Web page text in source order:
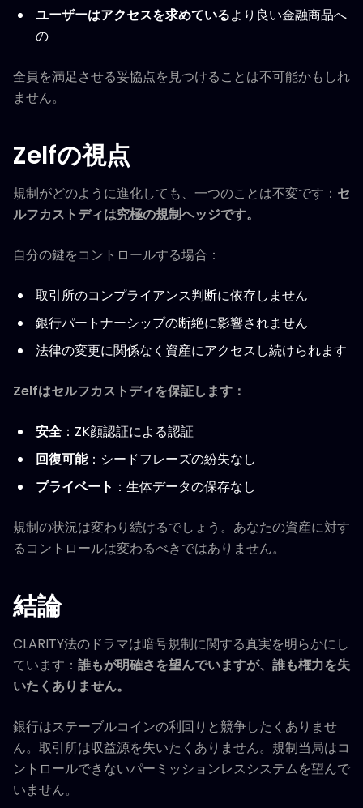
ユーザーはアクセスを求めているより良い金融商品へ
の
全員を満足させる妥協点を見つけることは不可能かもしれ
ません。
Zelfの視点
規制がどのように進化しても、一つのことは不変です： セ
ルフカストディは究極の規制ヘッジです。
自分の鍵をコントロールする場合：
取引所のコンプライアンス判断に依存しません
銀行パートナーシップの断絶に影響されません
法律の変更に関係なく資産にアクセスし続けられます
Zelfはセルフカストディを保証します：
安全 ：ZK顔認証による認証
回復可能：シードフレーズの紛失なし
プライベート ：生体データの保存なし
規制の状況は変わり続けるでしょう。あなたの資産に対す
るコントロールは変わるべきではありません。
結論
CLARITY法のドラマは暗号規制に関する真実を明らかにし
ています： 誰もが明確さを望んでいますが、誰も権力を失
いたくありません。
銀行はステーブルコインの利回りと競争したくありませ
ん。取引所は収益源を失いたくありません。規制当局はコ
ントロールできないパーミッションレスシステムを望んで
いません。